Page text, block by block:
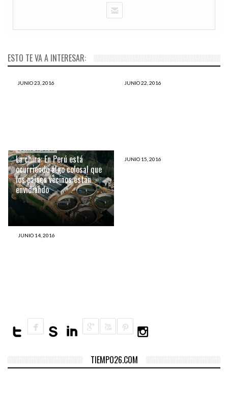
ESTO TE VA A INTERESAR:
JUNIO 23, 2016 JUNIO 22, 2016
JUNIO 16, 2016
La chira: En Perú está
ocurriendo algo colosal que
los países vecinos están
envidiando
JUNIO 15, 2016
JUNIO 14, 2016
TIEMPO26.COM